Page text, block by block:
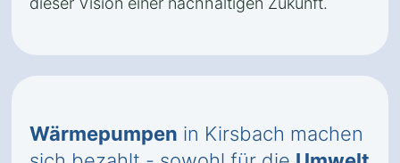
Wärmepumpen in Kirsbach machen